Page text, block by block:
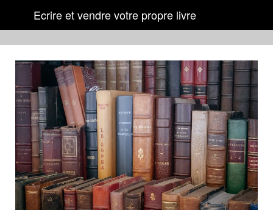
Ecrire et vendre votre propre livre